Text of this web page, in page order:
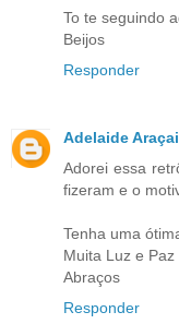
To te seguindo
Beijos
Responder
Adelaide Araçai
Adorei essa
fizeram e o
Tenha uma
Muita Luz e Paz
Abraços
Responder